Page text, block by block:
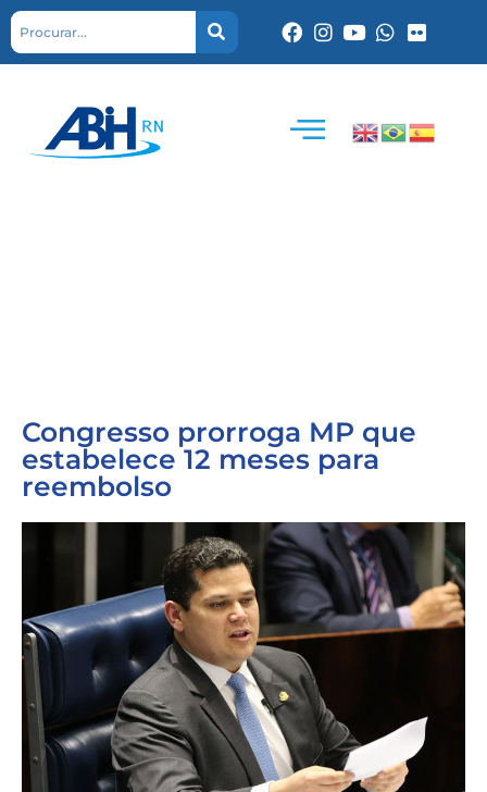
Congresso prorroga MP que
estabelece 12 meses para
reembolso